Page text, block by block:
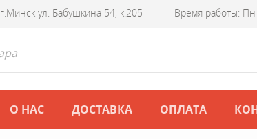
ул. Бабушкина 54, к.205 Время работы:
О НАС ДОСТАВКА ОПЛАТА